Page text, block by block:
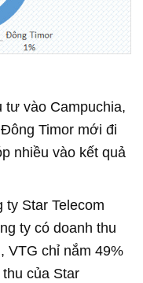
tư vào Campuchia,
Timor mới đi
nhiều vào kết quả
ty Star Telecom
ty có doanh thu
VTG chỉ nắm 49%
của Star